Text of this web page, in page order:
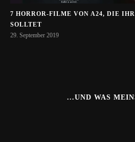
7 HORROR-FILME VON A24, DIE
SOLLTET
29. September 2019
...UND WAS